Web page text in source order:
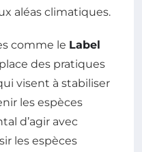
aléas climatiques.
comme le Label
des pratiques
visent à stabiliser
les espèces
d’agir avec
les espèces